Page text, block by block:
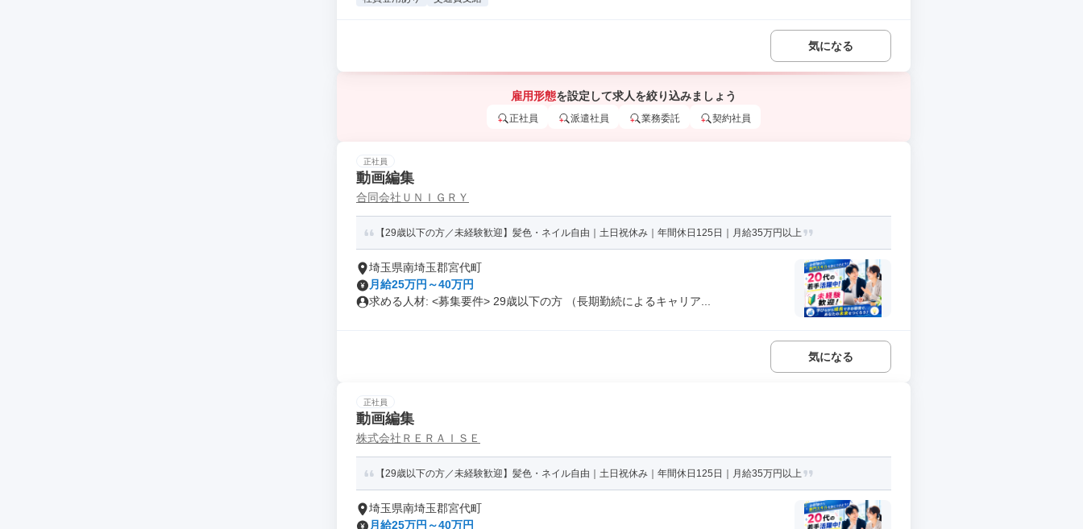
気になる
雇用形態を設定して求人を絞り込みましょう
正社員 派遣社員 業務委託 契約社員
正社員
動画編集
合同会社ＵＮＩＧＲＹ
【29歳以下の方／未経験歓迎】髪色・ネイル自由｜土日祝休み｜年間休日125日｜月給35万円以上
埼玉県南埼玉郡宮代町
月給25万円～40万円
求める人材: <募集要件> 29歳以下の方 （長期勤続によるキャリア...
気になる
正社員
動画編集
株式会社ＲＥＲＡＩＳＥ
【29歳以下の方／未経験歓迎】髪色・ネイル自由｜土日祝休み｜年間休日125日｜月給35万円以上
埼玉県南埼玉郡宮代町
月給25万円～40万円